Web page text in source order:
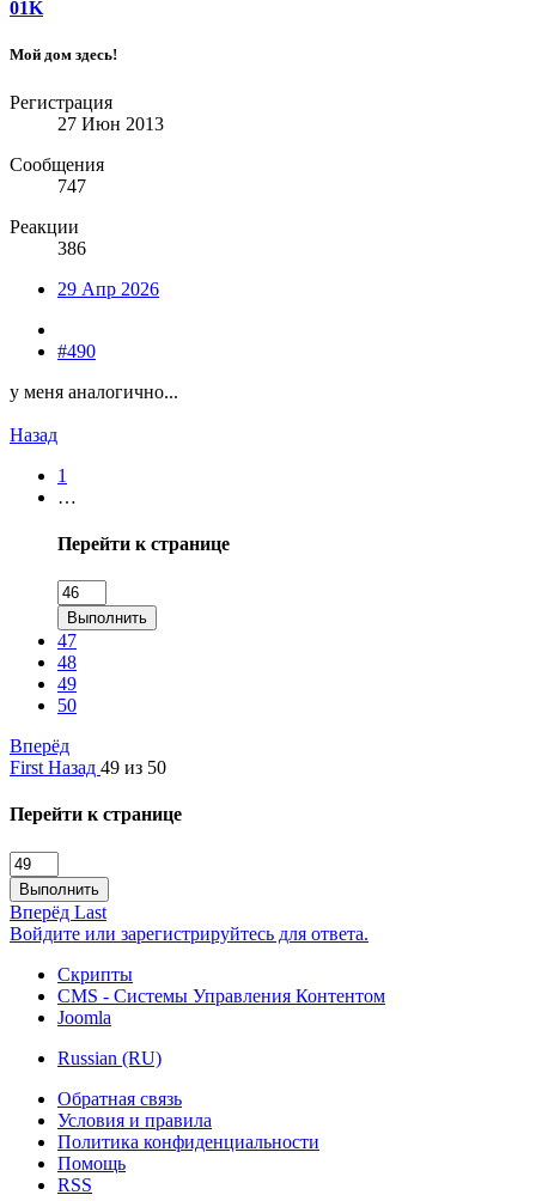
01K
Мой дом здесь!
Регистрация
27 Июн 2013
Сообщения
747
Реакции
386
29 Апр 2026
#490
у меня аналогично...
Назад
1
…
Перейти к странице
Выполнить
47
48
49
50
Вперёд
First Назад 49 из 50
Перейти к странице
Выполнить
Вперёд Last
Войдите или зарегистрируйтесь для ответа.
Скрипты
CMS - Системы Управления Контентом
Joomla
Russian (RU)
Обратная связь
Условия и правила
Политика конфиденциальности
Помощь
RSS